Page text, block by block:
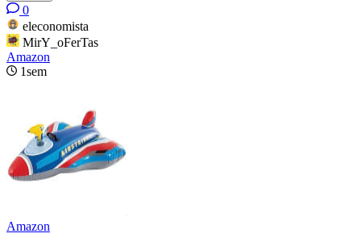
0
eleconomista
MirY_oFerTas
Amazon
1sem
Amazon